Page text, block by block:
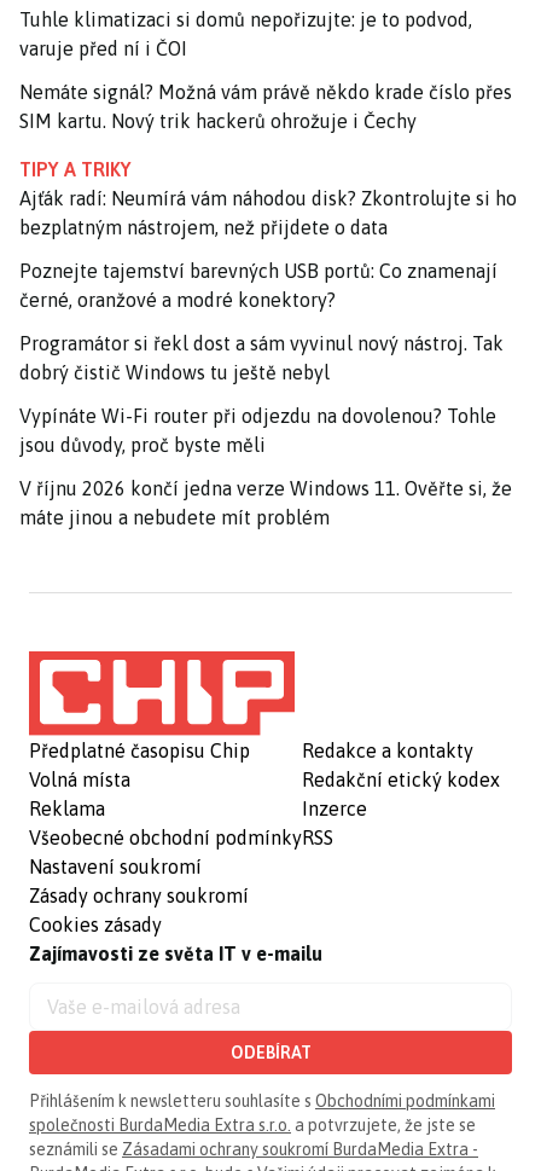
Tuhle klimatizaci si domů nepořizujte: je to podvod,
varuje před ní i ČOI
Nemáte signál? Možná vám právě někdo krade číslo přes
SIM kartu. Nový trik hackerů ohrožuje i Čechy
TIPY A TRIKY
Ajťák radí: Neumírá vám náhodou disk? Zkontrolujte si ho
bezplatným nástrojem, než přijdete o data
Poznejte tajemství barevných USB portů: Co znamenají
černé, oranžové a modré konektory?
Programátor si řekl dost a sám vyvinul nový nástroj. Tak
dobrý čistič Windows tu ještě nebyl
Vypínáte Wi-Fi router při odjezdu na dovolenou? Tohle
jsou důvody, proč byste měli
V říjnu 2026 končí jedna verze Windows 11. Ověřte si, že
máte jinou a nebudete mít problém
Předplatné časopisu Chip
Volná místa
Reklama
Všeobecné obchodní podmínky
Nastavení soukromí
Zásady ochrany soukromí
Cookies zásady
Redakce a kontakty
Redakční etický kodex
Inzerce
RSS
Zajímavosti ze světa IT v e-mailu
ODEBÍRAT
Přihlášením k newsletteru souhlasíte s Obchodními podmínkami
společnosti BurdaMedia Extra s.r.o. a potvrzujete, že jste se
seznámili se Zásadami ochrany soukromí BurdaMedia Extra -